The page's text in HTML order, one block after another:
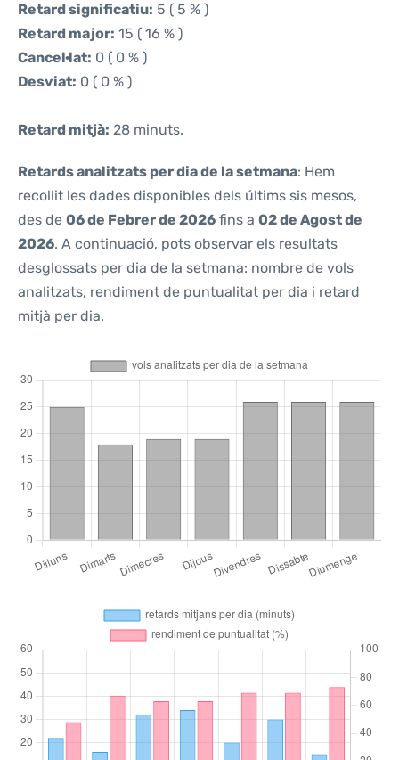
Retard significatiu: 5 ( 5 % )
Retard major: 15 ( 16 % )
Cancel·lat: 0 ( 0 % )
Desviat: 0 ( 0 % )
Retard mitjà: 28 minuts.
Retards analitzats per dia de la setmana: Hem
recollit les dades disponibles dels últims sis mesos,
des de 06 de Febrer de 2026 fins a 02 de Agost de
2026. A continuació, pots observar els resultats
desglossats per dia de la setmana: nombre de vols
analitzats, rendiment de puntualitat per dia i retard
mitjà per dia.